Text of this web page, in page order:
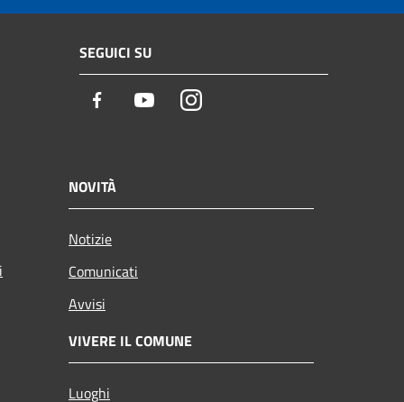
SEGUICI SU
Facebook YoutubeInstagram
NOVITÀ
Notizie
Comunicati
Avvisi
VIVERE IL COMUNE
Luoghi